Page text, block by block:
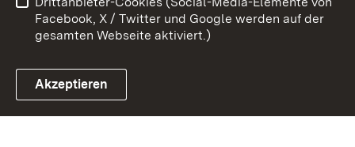
Link zum Landesportal
Impressum Cookies
Facebook, X / Twitter und Google werden auf der
gesamten Webseite aktiviert.)
Akzeptieren